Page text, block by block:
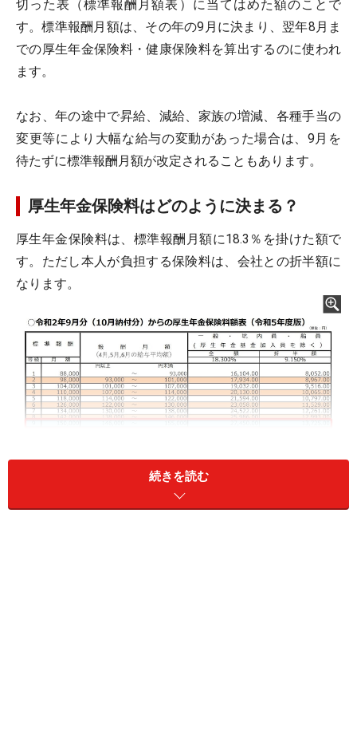
切った表（標準報酬月額表）に当てはめた額のことで
す。標準報酬月額は、その年の9月に決まり、翌年8月ま
での厚生年金保険料・健康保険料を算出するのに使われ
ます。
なお、年の途中で昇給、減給、家族の増減、各種手当の
変更等により大幅な給与の変動があった場合は、9月を
待たずに標準報酬月額が改定されることもあります。
厚生年金保険料はどのように決まる？
厚生年金保険料は、標準報酬月額に18.3％を掛けた額で
す。ただし本人が負担する保険料は、会社との折半額に
なります。
続きを読む